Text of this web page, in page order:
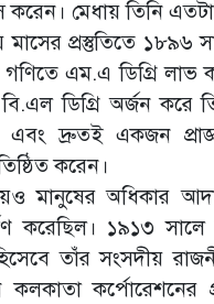
মেধায় তিনি এতটাই
মাসের প্রস্তুতিতে ১৮৯৬
গণিতে এম.এ ডিগ্রি
ডিগ্রি অর্জন করে
দ্রুতই একজন
করেন।
মানুষের অধিকার
করেছিল। ১৯১৩
তাঁর সংসদীয়
কলকাতা কর্পোরেশনের